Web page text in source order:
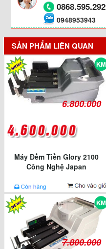
0868.595.292
0948953943
SẢN PHẨM LIÊN QUAN
6.800.000
Máy Đếm Tiền Glory 2100
Công Nghệ Japan
7.800.000